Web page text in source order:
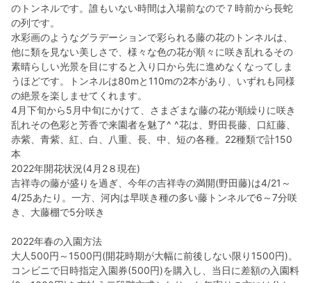
のトンネルです。誰もいない時間は入場前なので７時前から長蛇
の列です。
水彩画のようなグラデーションで彩られる藤の花のトンネルは、
他に類を見ない美しさで、様々な色の花が順々に咲き乱れるその
素晴らしい光景を目にすると入り口から先に進めなくなってしま
うほどです。トンネルは80mと110mの2本があり、いずれも同様
の絶景を楽しませてくれます。
4月下旬から5月中旬にかけて、さまざまな藤の花が順繰りに咲き
乱れその色彩と芳香で来園者を魅了^ ^花は、野田長藤、口紅藤、
赤紫、青紫、紅、白、八重、長、中、短の各種。22種類で計150
本
2022年開花状況(4月2８現在)
吉祥寺の藤が盛りを過ぎ、今年の吉祥寺の満開(野田藤)は4/21～
4/25あたり。一方、河内は早咲き種の多い藤トンネルで6～7分咲
き、大藤棚で5分咲き
2022年春の入園方法
大人500円～1500円(開花時期が大幅に前後しない限り1500円)。
コンビニで日時指定入園券(500円)を購入し、当日に差額の入園料